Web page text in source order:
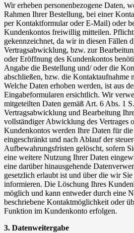
Wir erheben personenbezogene Daten,
Rahmen Ihrer Bestellung, bei einer
per Kontaktformular oder E-Mail) oder
Kundenkontos freiwillig mitteilen.
gekennzeichnet, da wir in diesen Fällen
Vertragsabwicklung, bzw. zur
oder Eröffnung des Kundenkontos
Angabe die Bestellung und/ oder die
abschließen, bzw. die Kontaktaufnahme
Welche Daten erhoben werden, ist aus
Eingabeformularen ersichtlich. Wir
mitgeteilten Daten gemäß Art. 6 Abs. 1
Vertragsabwicklung und Bearbeitung
vollständiger Abwicklung des Vertrages
Kundenkontos werden Ihre Daten für
eingeschränkt und nach Ablauf der
Aufbewahrungsfristen gelöscht, sofern
eine weitere Nutzung Ihrer Daten
eine darüber hinausgehende
gesetzlich erlaubt ist und über die wir
informieren. Die Löschung Ihres
möglich und kann entweder durch eine
beschriebene Kontaktmöglichkeit oder
Funktion im Kundenkonto erfolgen.
3. Datenweitergabe